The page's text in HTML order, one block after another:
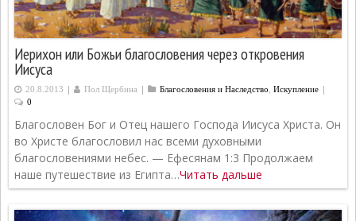
Иерихон или Божьи благословения через откровения
Иисуса
20.8.2013 | Пол Щербина | Благословения и Наследство Искупление |
0
Благословен Бог и Отец нашего Господа Иисуса Христа. Он
во Христе благословил нас всеми духовными
благословениями небес. — Ефесянам 1:3 Продолжаем
наше путешествие из Египта…Читать дальше